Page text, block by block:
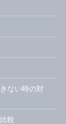
ない時の対
較